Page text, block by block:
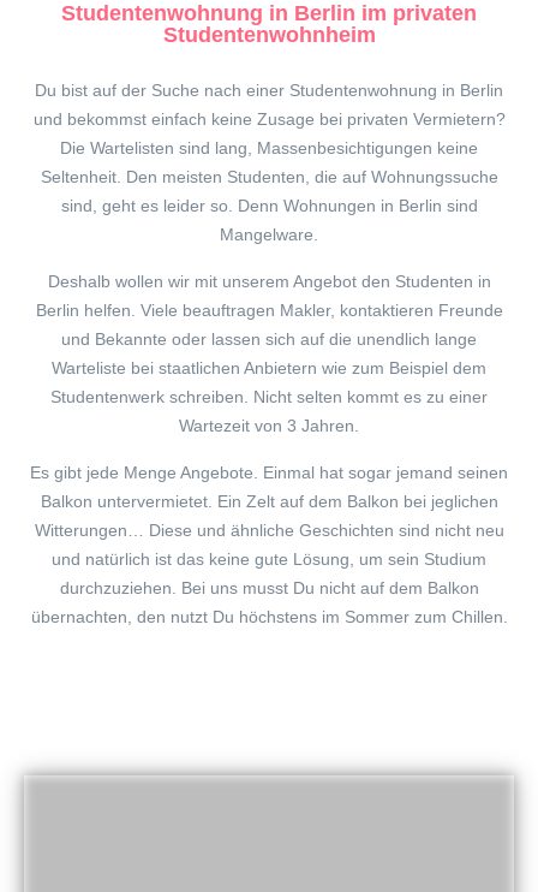
Studentenwohnung in Berlin im privaten
Studentenwohnheim
Du bist auf der Suche nach einer Studentenwohnung in Berlin
und bekommst einfach keine Zusage bei privaten Vermietern?
Die Wartelisten sind lang, Massenbesichtigungen keine
Seltenheit. Den meisten Studenten, die auf Wohnungssuche
sind, geht es leider so. Denn Wohnungen in Berlin sind
Mangelware.
Deshalb wollen wir mit unserem Angebot den Studenten in
Berlin helfen. Viele beauftragen Makler, kontaktieren Freunde
und Bekannte oder lassen sich auf die unendlich lange
Warteliste bei staatlichen Anbietern wie zum Beispiel dem
Studentenwerk schreiben. Nicht selten kommt es zu einer
Wartezeit von 3 Jahren.
Es gibt jede Menge Angebote. Einmal hat sogar jemand seinen
Balkon untervermietet. Ein Zelt auf dem Balkon bei jeglichen
Witterungen… Diese und ähnliche Geschichten sind nicht neu
und natürlich ist das keine gute Lösung, um sein Studium
durchzuziehen. Bei uns musst Du nicht auf dem Balkon
übernachten, den nutzt Du höchstens im Sommer zum Chillen.